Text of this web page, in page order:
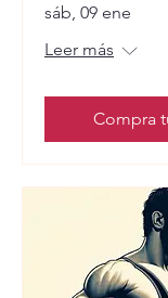
sáb, 09 ene
Leer más
Compra